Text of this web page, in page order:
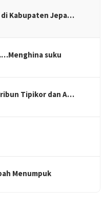
di Kabupaten Jepa…
suku
Tipikor dan A…
Menumpuk